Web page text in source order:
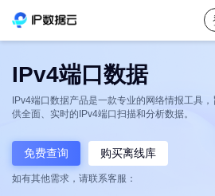
IPv4端口数据
IPv4端口数据产品是一款专业的网络情报工具
供全面、实时的IPv4端口扫描和分析数据。
免费查询 购买离线库
如有其他需求，请联系客服：